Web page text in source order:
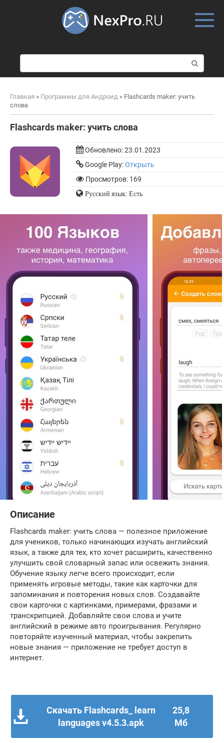
о
и
к
Главная » Программы для Андроид » Flashcards maker: учить
слова
Flashcards maker: учить слова
Обновлено:23.01.2023
Google Play:Открыть
Просмотров: 169
Русский язык: Есть
Описание
Flashcards maker: учить слова — полезное приложение
для учеников, только начинающих изучать английский
язык, а также для тех, кто хочет расширить, качественно
улучшить свой словарный запас или освежить знания.
Обучение языку легче всего происходит, если
применять игровые методы, такие как карточки для
запоминания и повторения новых слов. Создавайте
свои карточки с картинками, примерами, фразами и
транскрипцией. Добавляйте свои слова и учите
английский в режиме авто проигрывания. Регулярно
повторяйте изученный материал, чтобы закрепить
новые знания — приложение не требует доступ в
интернет.
Скачать Flashcards_ learn
languages v4.5.3.apk
25,8
Мб